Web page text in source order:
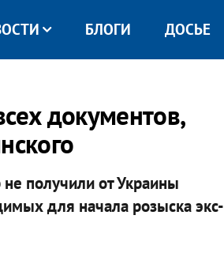
БЛОГИ ДОСЬЕ
документов,
получили от Украины
для начала розыска экс-